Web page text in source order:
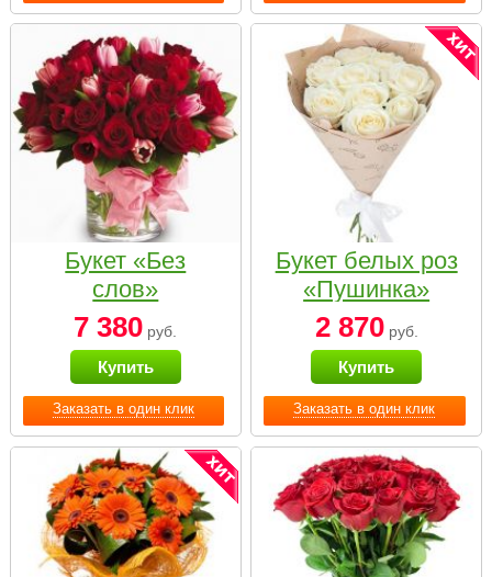
Заказать в один клик
Букет «Без
слов»
7 380 руб.
Купить
Заказать в один клик
Букет белых роз
«Пушинка»
2 870руб.
Купить